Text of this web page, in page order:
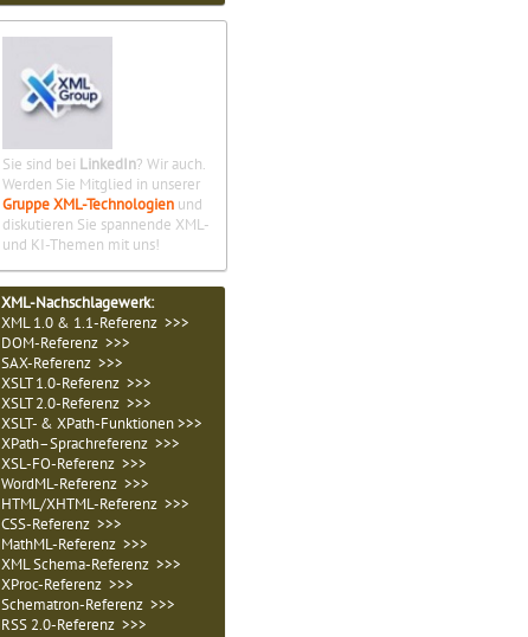
Sie sind bei LinkedIn? Wir auch.
Werden Sie Mitglied in unserer
Gruppe XML-Technologien und
diskutieren Sie spannende XML-
und KI-Themen mit uns!
XML-Nachschlagewerk:
XML 1.0 & 1.1-Referenz >>>
DOM-Referenz >>>
SAX-Referenz >>>
XSLT 1.0-Referenz >>>
XSLT 2.0-Referenz >>>
XSLT- & XPath-Funktionen >>>
XPath–Sprachreferenz >>>
XSL-FO-Referenz >>>
WordML-Referenz >>>
HTML/XHTML-Referenz >>>
CSS-Referenz >>>
MathML-Referenz >>>
XML Schema-Referenz >>>
XProc-Referenz >>>
Schematron-Referenz >>>
RSS 2.0-Referenz >>>